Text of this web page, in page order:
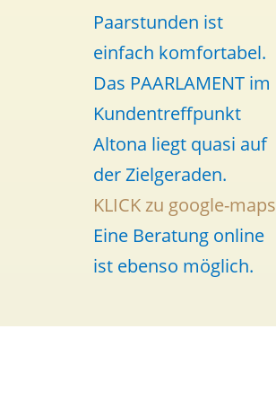
Paarstunden ist
einfach komfortabel.
Das PAARLAMENT im
Kundentreffpunkt
Altona liegt quasi auf
der Zielgeraden.
KLICK zu google-maps
Eine Beratung online
ist ebenso möglich.